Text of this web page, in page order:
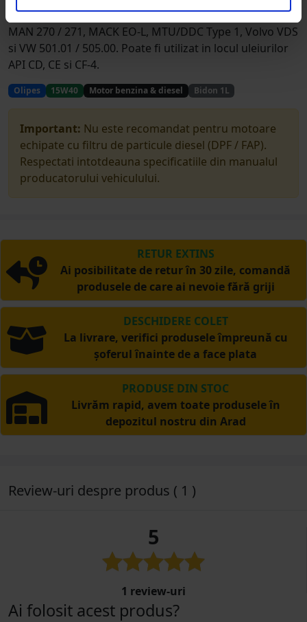
A3/B4-08. Este compatibil cu cerintele MB 228.1 / 229.1,
MAN 270 / 271, MACK EO-L, MTU/DDC Type 1, Volvo VDS
si VW 501.01 / 505.00. Poate fi utilizat in locul uleiurilor
API CD, CE si CF-4.
Olipes 15W40 Motor benzina & diesel Bidon 1L
Important: Nu este recomandat pentru motoare
echipate cu filtru de particule diesel (DPF / FAP).
Respectati intotdeauna specificatiile din manualul
producatorului vehiculului.
RETUR EXTINS
Ai posibilitate de retur în 30 zile, comandă
produsele de care ai nevoie fără griji
DESCHIDERE COLET
La livrare, verifici produsele împreună cu
șoferul înainte de a face plata
PRODUSE DIN STOC
Livrăm rapid, avem toate produsele în
depozitul nostru din Arad
Review-uri despre produs ( 1 )
5
1 review-uri
Ai folosit acest produs?